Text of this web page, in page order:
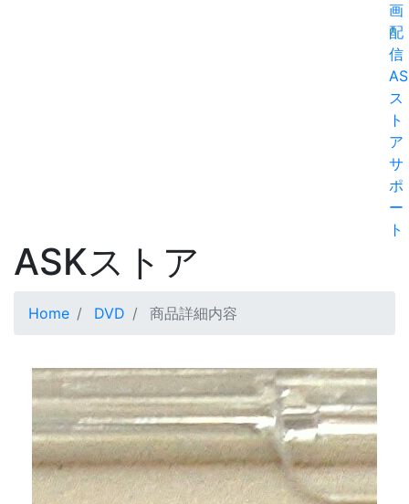
画
配
信
ス
ト
ア
サ
ポ
ー
ト
ASKストア
Home DVD 商品詳細内容